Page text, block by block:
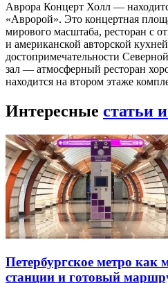
Аврора Концерт Холл —
«Авророй». Это концертная
мирового масштаба, ресторан с
и американской авторской
достопримечательности
зал — атмосферный ресторан
находится на втором этаже
Интересные статьи
Петербургское метро как
станции и готовый